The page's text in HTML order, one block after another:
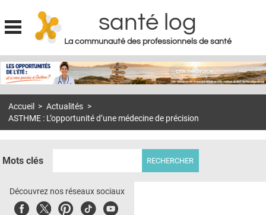
Jump to navigation
santé log
La communauté des professionnels de santé
MON COMPTE
S'ABONNER À LA REVUE SOIN À DOMICILE
DOSSIERS
E-REVUE SAD
Accueil > Actualités >
ASTHME : L’opportunité d’une médecine de précision
Mots clés
Découvrez nos réseaux sociaux
FacebookTwitterPinterest
TiktokYoubute